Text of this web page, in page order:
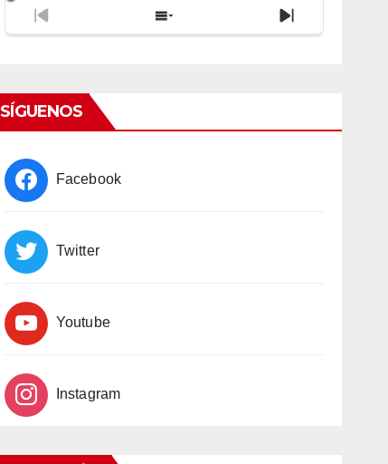
Previous
Episode
Show
Episodes
Next
Episode
SÍGUENOS
Facebook
Twitter
Youtube
Instagram